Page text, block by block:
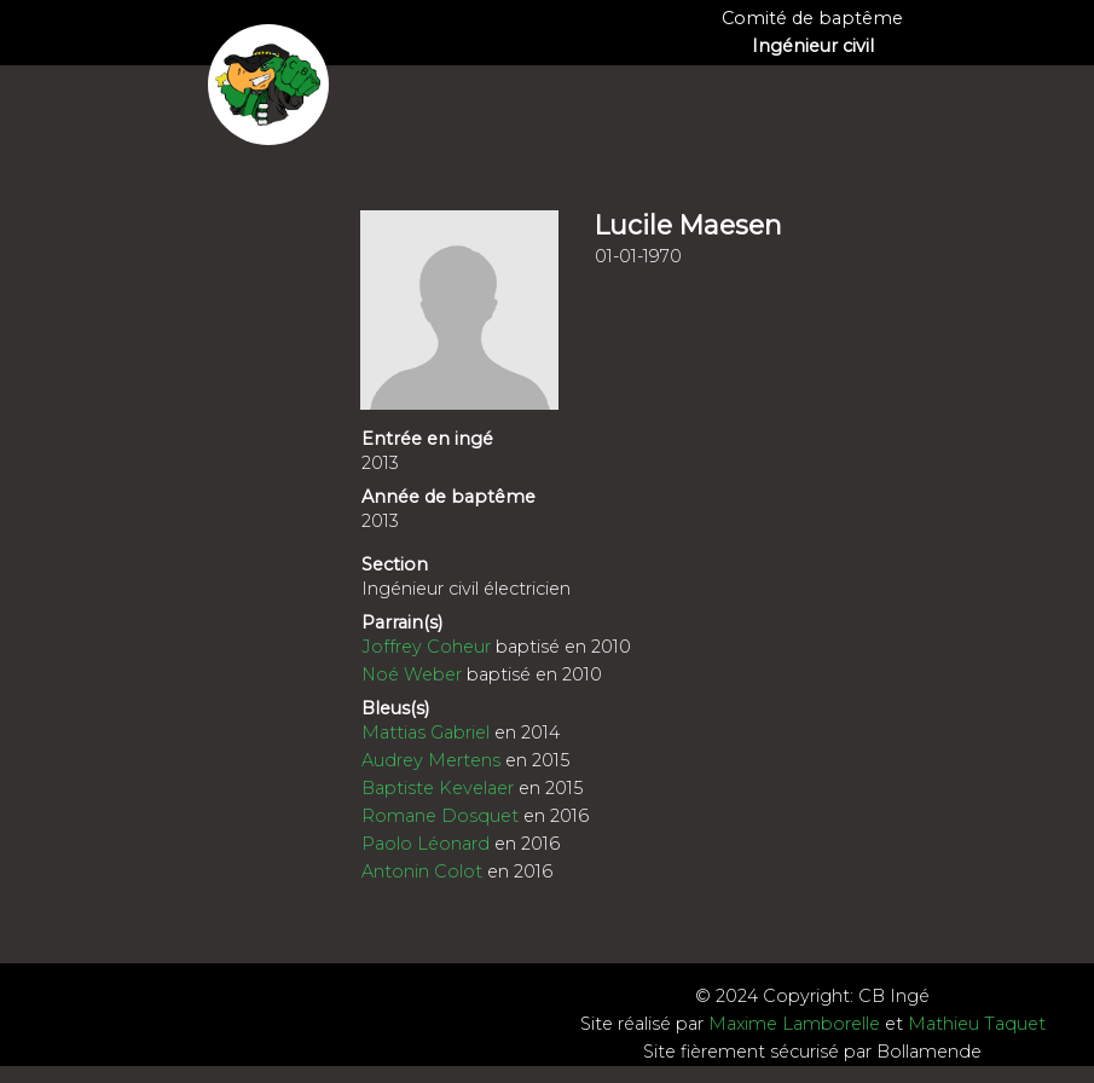
Comité de baptême
Ingénieur civil
Lucile Maesen
01-01-1970
Entrée en ingé
2013
Année de baptême
2013
Section
Ingénieur civil électricien
Parrain(s)
Joffrey Coheurbaptisé en 2010
Noé Weberbaptisé en 2010
Bleus(s)
Mattias Gabriel en 2014
Audrey Mertensen 2015
Baptiste Kevelaeren 2015
Romane Dosqueten 2016
Paolo Léonard en 2016
Antonin Coloten 2016
© 2024 Copyright: CB Ingé
Site réalisé par Maxime Lamborelle et Mathieu Taquet
Site fièrement sécurisé par Bollamende